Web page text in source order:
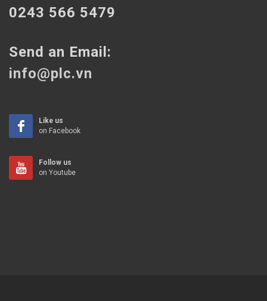
0243 566 5479
Send an Email:
info@plc.vn
Like us
on Facebook
Follow us
on Youtube